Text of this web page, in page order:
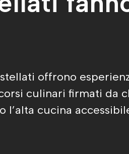
offrono
culinari firmati da
l’alta cucina